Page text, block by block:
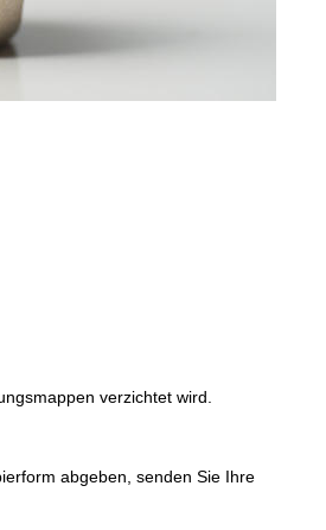
verzichtet wird.
abgeben, senden Sie Ihre